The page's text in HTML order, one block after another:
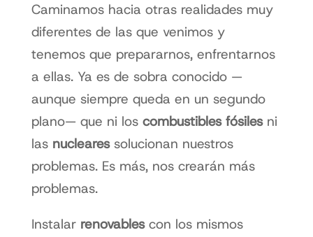
Caminamos hacia otras realidades muy
diferentes de las que venimos y
tenemos que prepararnos, enfrentarnos
a ellas. Ya es de sobra conocido —
aunque siempre queda en un segundo
plano— que ni los combustibles fósilesni
las nuclearessolucionan nuestros
problemas. Es más, nos crearán más
problemas.
Instalar renovablescon los mismos